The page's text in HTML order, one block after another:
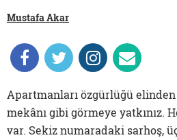
Mustafa Akar
Apartmanları özgürlüğü elinden
mekânı gibi görmeye yatkınız.
var. Sekiz numaradaki sarhoş,